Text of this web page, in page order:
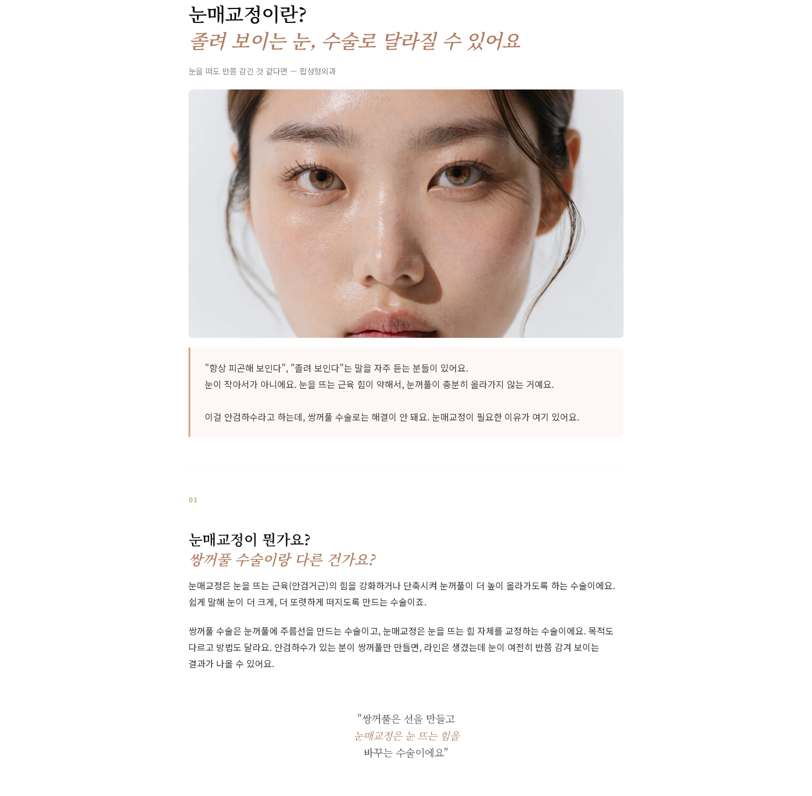
눈매교정이란?
졸려 보이는 눈, 수술로 달라질 수 있어요
눈을 떠도 반쯤 감긴 것 같다면 — 팝성형외과
"항상 피곤해 보인다", "졸려 보인다"는 말을 자주 듣는 분들이 있어요.
눈이 작아서가 아니에요. 눈을 뜨는 근육 힘이 약해서, 눈꺼풀이 충분히 올라가지 않는 거예요.
이걸 안검하수라고 하는데, 쌍꺼풀 수술로는 해결이 안 돼요. 눈매교정이 필요한 이유가 여기 있어요.
01
눈매교정이 뭔가요?
쌍꺼풀 수술이랑 다른 건가요?
눈매교정은 눈을 뜨는 근육(안검거근)의 힘을 강화하거나 단축시켜 눈꺼풀이 더 높이 올라가도록 하는 수술이에요.
쉽게 말해 눈이 더 크게, 더 또렷하게 떠지도록 만드는 수술이죠.
쌍꺼풀 수술은 눈꺼풀에 주름선을 만드는 수술이고, 눈매교정은 눈을 뜨는 힘 자체를 교정하는 수술이에요. 목적도
다르고 방법도 달라요. 안검하수가 있는 분이 쌍꺼풀만 만들면, 라인은 생겼는데 눈이 여전히 반쯤 감겨 보이는
결과가 나올 수 있어요.
"쌍꺼풀은 선을 만들고
눈매교정은 눈 뜨는 힘을
바꾸는 수술이에요"